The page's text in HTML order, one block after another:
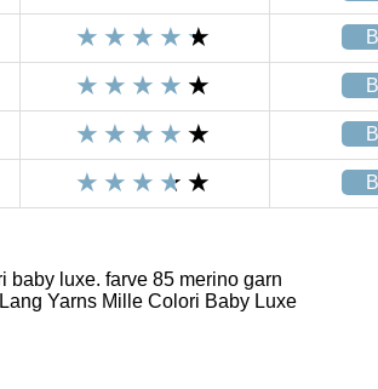
baby luxe. farve 85 merino garn
Yarns Mille Colori Baby Luxe